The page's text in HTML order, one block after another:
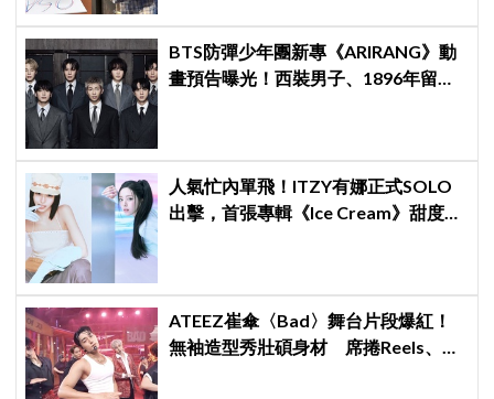
BTS防彈少年團新專《ARIRANG》動
畫預告曝光！西裝男子、1896年留聲
人氣忙內單飛！ITZY有娜正式SOLO
出擊，首張專輯《Ice Cream》甜度爆
ATEEZ崔傘〈Bad〉舞台片段爆紅！
無袖造型秀壯碩身材 席捲Reels、